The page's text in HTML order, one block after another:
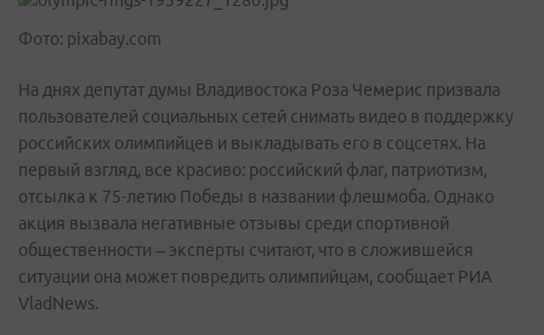
Фото: pixabay.com
На днях депутат думы Владивостока Роза Чемерис призвала
пользователей социальных сетей снимать видео в поддержку
российских олимпийцев и выкладывать его в соцсетях. На
первый взгляд, все красиво: российский флаг, патриотизм,
отсылка к 75-летию Победы в названии флешмоба. Однако
акция вызвала негативные отзывы среди спортивной
общественности – эксперты считают, что в сложившейся
ситуации она может повредить олимпийцам, сообщает РИА
VladNews.